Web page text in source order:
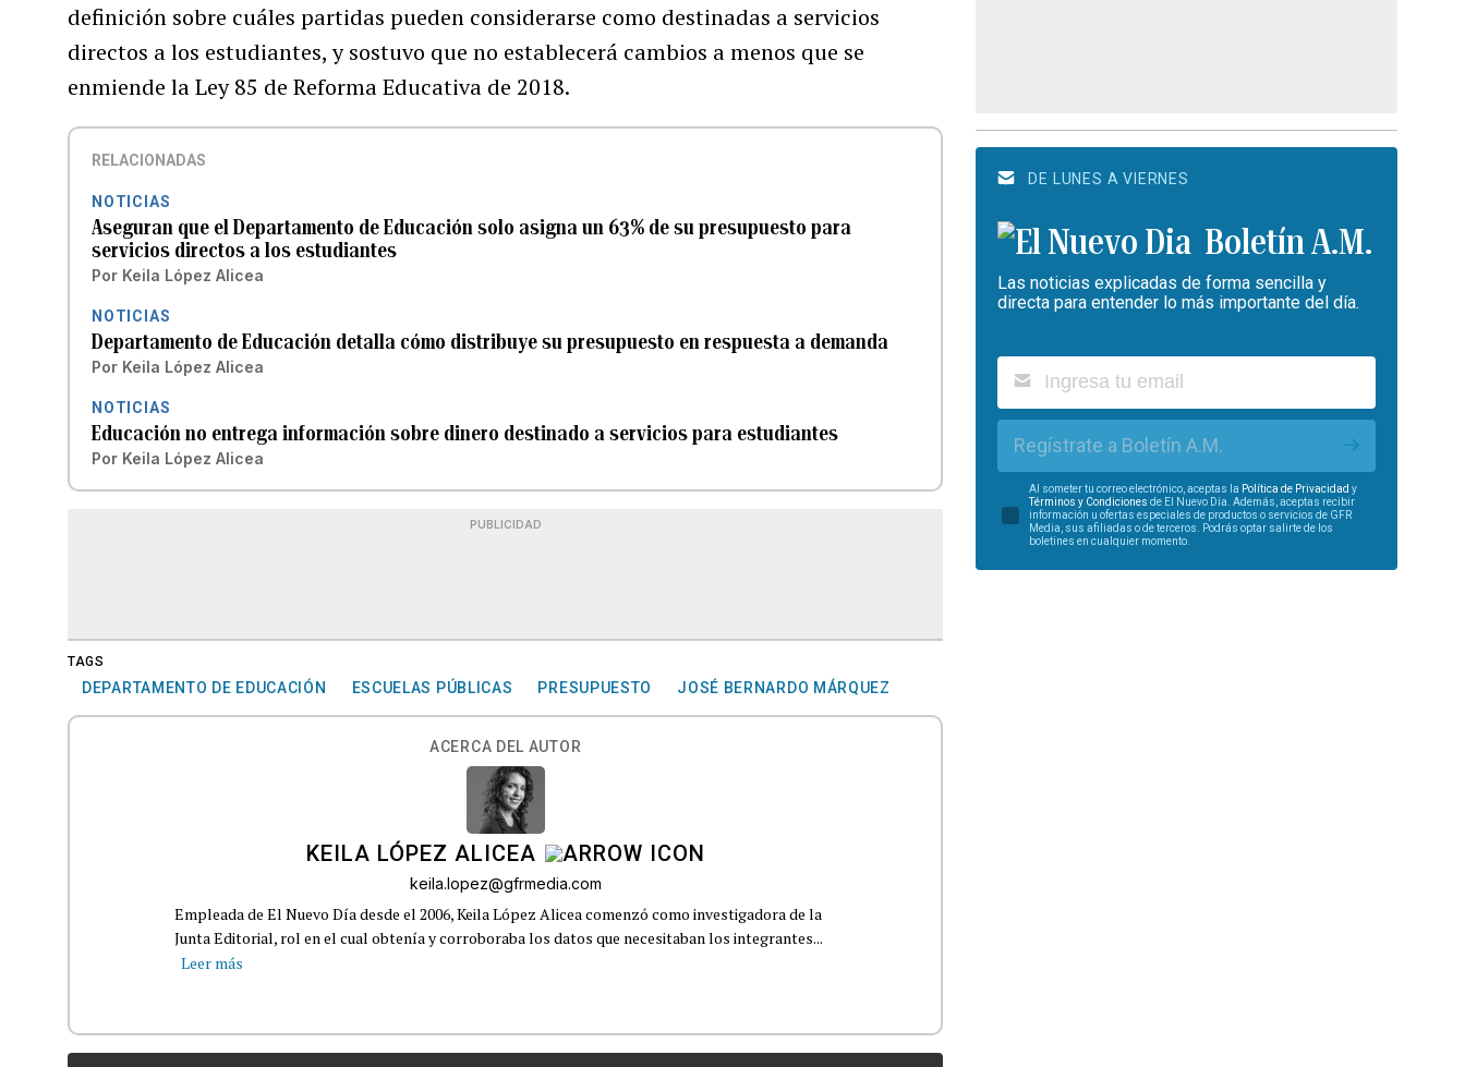
definición sobre cuáles partidas pueden considerarse como destinadas a servicios
directos a los estudiantes, y sostuvo que no establecerá cambios a menos que se
enmiende la Ley 85 de Reforma Educativa de 2018.
RELACIONADAS
NOTICIAS
Aseguran que el Departamento de Educación solo asigna un 63% de su presupuesto para
servicios directos a los estudiantes
Por Keila López Alicea
NOTICIAS
Departamento de Educación detalla cómo distribuye su presupuesto en respuesta a demanda
Por Keila López Alicea
NOTICIAS
Educación no entrega información sobre dinero destinado a servicios para estudiantes
Por Keila López Alicea
PUBLICIDAD
TAGS
DEPARTAMENTO DE EDUCACIÓN ESCUELAS PÚBLICAS PRESUPUESTO JOSÉ BERNARDO MÁRQUEZ
ACERCA DEL AUTOR
KEILA LÓPEZ ALICEA
keila.lopez@gfrmedia.com
Empleada de El Nuevo Día desde el 2006, Keila López Alicea comenzó como investigadora de la
Junta Editorial, rol en el cual obtenía y corroboraba los datos que necesitaban los integrantes...
Leer más
DE LUNES A VIERNES
Boletín A.M.
Las noticias explicadas de forma sencilla y
directa para entender lo más importante del día.
Regístrate a Boletín A.M.
Al someter tu correo electrónico, aceptas la Política de Privacidad y
Términos y Condiciones de El Nuevo Día. Además, aceptas recibir
información u ofertas especiales de productos o servicios de GFR
Media, sus afiliadas o de terceros. Podrás optar salirte de los
boletines en cualquier momento.